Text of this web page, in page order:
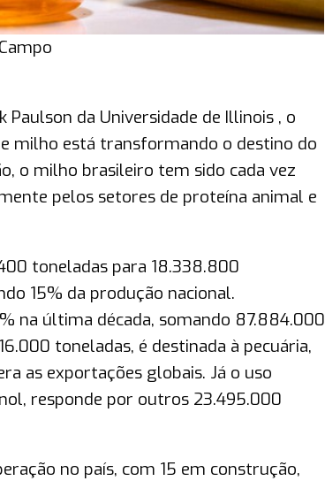
Paulson da Universidade de Illinois , o
milho está transformando o destino do
o milho brasileiro tem sido cada vez
pelos setores de proteína animal e
toneladas para 18.338.800
15% da produção nacional.
na última década, somando 87.884.000
toneladas, é destinada à pecuária,
as exportações globais. Já o uso
responde por outros 23.495.000
no país, com 15 em construção,